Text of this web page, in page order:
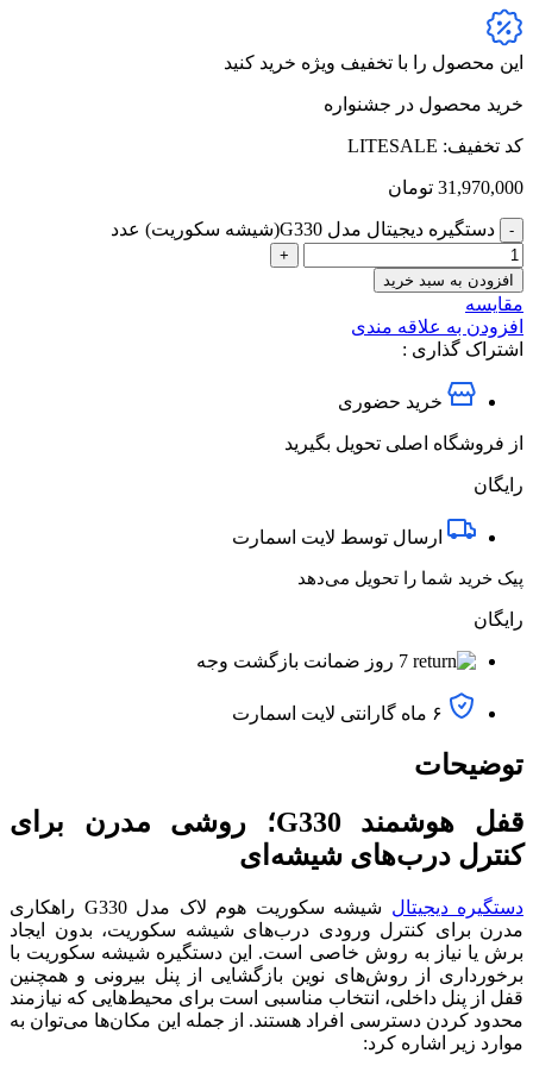
این محصول را با تخفیف ویژه خرید کنید
خرید محصول در جشنواره
کد تخفیف: LITESALE
31,970,000 تومان
دستگیره دیجیتال مدل G330(شیشه سکوریت) عدد
افزودن به سبد خرید
مقایسه
افزودن به علاقه مندی
اشتراک گذاری :
خرید حضوری
از فروشگاه اصلی تحویل بگیرید
رایگان
ارسال توسط لایت اسمارت
پیک خرید شما را تحویل می‌دهد
رایگان
7 روز ضمانت بازگشت وجه
۶ ماه گارانتی لایت اسمارت
توضیحات
قفل هوشمند G330؛ روشی مدرن برای
کنترل درب‌های شیشه‌ای
دستگیره دیجیتال
شیشه سکوریت هوم لاک مدل G330 راهکاری
مدرن برای کنترل ورودی درب‌های شیشه سکوریت، بدون ایجاد
برش یا نیاز به روش خاصی است. این دستگیره شیشه سکوریت با
برخورداری از روش‌های نوین بازگشایی از پنل بیرونی و همچنین
قفل از پنل داخلی، انتخاب مناسبی است برای محیط‌هایی که نیازمند
محدود کردن دسترسی افراد هستند. از جمله این مکان‌ها می‌توان به
موارد زیر اشاره کرد: